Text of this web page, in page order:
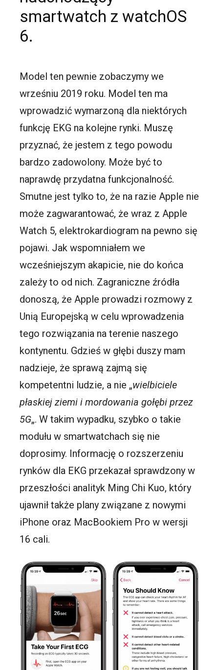
smartwatch z watchOS
6.
Model ten pewnie zobaczymy we
wrześniu 2019 roku. Model ten ma
wprowadzić wymarzoną dla niektórych
funkcję EKG na kolejne rynki. Muszę
przyznać, że jestem z tego powodu
bardzo zadowolony. Może być to
naprawdę przydatna funkcjonalność.
Smutne jest tylko to, że na razie Apple nie
może zagwarantować, że wraz z Apple
Watch 5, elektrokardiogram na pewno się
pojawi. Jak wspomniałem we
wcześniejszym akapicie, nie do końca
zależy to od nich. Zagraniczne źródła
donoszą, że Apple prowadzi rozmowy z
Unią Europejską w celu wprowadzenia
tego rozwiązania na terenie naszego
kontynentu. Gdzieś w głębi duszy mam
nadzieje, że sprawą zajmą się
kompetentni ludzie, a nie „wielbiciele
płaskiej ziemi i mordowania gołębi przez
5G„. W takim wypadku, szybko o takie
modułu w smartwatchach się nie
doprosimy. Informację o rozszerzeniu
rynków dla EKG przekazał sprawdzony w
przeszłości analityk Ming Chi Kuo, który
ujawnił także plany związane z nowymi
iPhone oraz MacBookiem Pro w wersji
16 cali.